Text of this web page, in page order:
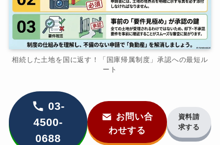
相続した土地を国に返す！「国庫帰属制度」承認への最短ル
ート
03-
4500-
0688
お問い合
わせする
資料請
求する